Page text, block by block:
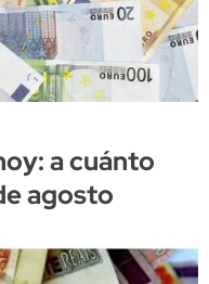
a cuánto
agosto